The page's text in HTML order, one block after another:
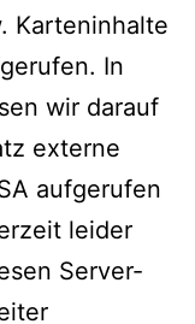
Karteninhalte
In
wir darauf
externe
aufgerufen
leider
Server-